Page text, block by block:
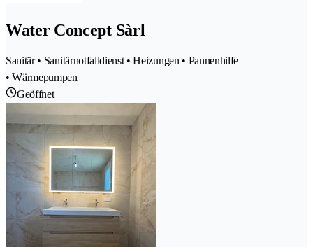
Water Concept Sàrl
Sanitär • Sanitärnotfalldienst • Heizungen • Pannenhilfe
• Wärmepumpen
Geöffnet